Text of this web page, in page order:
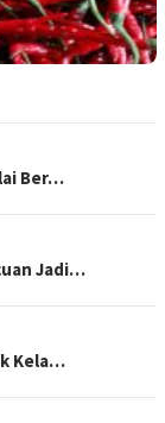
Ber…
Jadi…
Kela…